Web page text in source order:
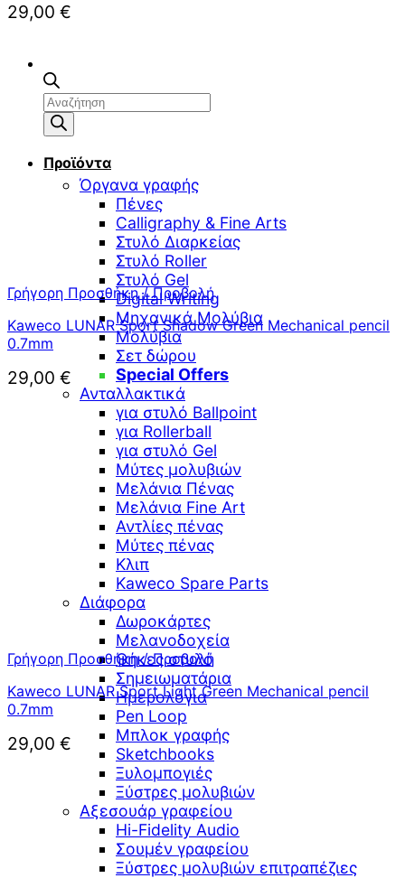
Αναζήτηση
προϊόντων
Προϊόντα
Όργανα γραφής
Πένες
Calligraphy & Fine Arts
Στυλό Διαρκείας
Στυλό Roller
Στυλό Gel
Digital Writing
Μηχανικά Μολύβια
Μολύβια
Σετ δώρου
Special Offers
Ανταλλακτικά
για στυλό Ballpoint
για Rollerball
για στυλό Gel
Μύτες μολυβιών
Μελάνια Πένας
Μελάνια Fine Art
Αντλίες πένας
Μύτες πένας
Κλιπ
Kaweco Spare Parts
Διάφορα
Δωροκάρτες
Μελανοδοχεία
Θήκες στυλό
Σημειωματάρια
Ημερολόγια
Pen Loop
Μπλοκ γραφής
Sketchbooks
Ξυλομπογιές
Ξύστρες μολυβιών
Αξεσουάρ γραφείου
Hi-Fidelity Audio
Σουμέν γραφείου
Ξύστρες μολυβιών επιτραπέζιες
29,00 €
Γρήγορη Προσθήκη / Προβολή
Kaweco LUNAR Sport Shadow Green Mechanical pencil
0.7mm
29,00 €
Γρήγορη Προσθήκη / Προβολή
Kaweco LUNAR Sport Light Green Mechanical pencil
0.7mm
29,00 €